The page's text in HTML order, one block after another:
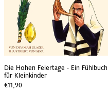
Die Hohen Feiertage - Ein Fühlbuch
für Kleinkinder
€11,90